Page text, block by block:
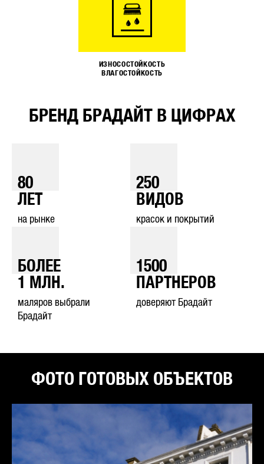
ИЗНОСОСТОЙКОСТЬ
ВЛАГОСТОЙКОСТЬ
БРЕНД БРАДАЙТ В ЦИФРАХ
80
ЛЕТ
на рынке
250
ВИДОВ
красок и покрытий
БОЛЕЕ
1
МЛН.
маляров выбрали
Брадайт
1500
ПАРТНЕРОВ
доверяют Брадайт
ФОТО ГОТОВЫХ ОБЪЕКТОВ